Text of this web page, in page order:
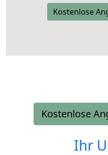
Kostenlose
Kostenlose
Ihr